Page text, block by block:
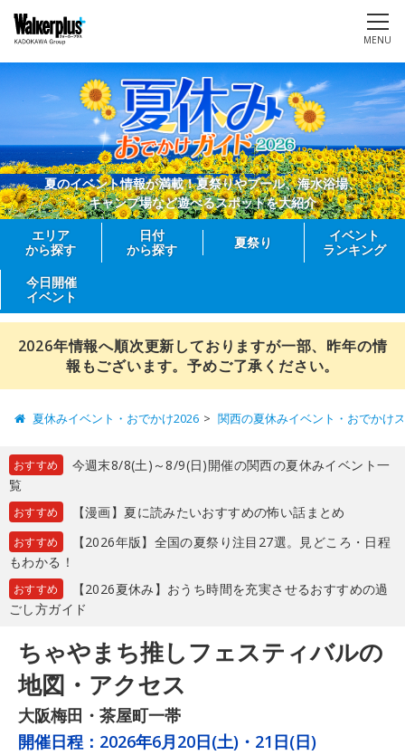
MENU
夏のイベント情報が満載！夏祭りやプール、海水浴場、
キャンプ場など遊べるスポットを大紹介
エリア
から探す
日付
から探す
夏祭り
イベント
ランキング
今日開催
イベント
2026年情報へ順次更新しておりますが一部、昨年の情
報もございます。予めご了承ください。
夏休みイベント・おでかけ2026 関西の夏休みイベント・おでかけ
おすすめ
今週末8/8(土)～8/9(日)開催の関西の夏休みイベント一
覧
おすすめ 【漫画】夏に読みたいおすすめの怖い話まとめ
おすすめ
【2026年版】全国の夏祭り注目27選。見どころ・日程
もわかる！
おすすめ
【2026夏休み】おうち時間を充実させるおすすめの過
ごし方ガイド
ちゃやまち推しフェスティバルの
地図・アクセス
大阪梅田・茶屋町一帯
開催日程： 2026年6月20日(土)・21日(日)